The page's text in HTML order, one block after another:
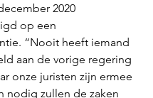
2020
op een
“Nooit heeft iemand
aan de vorige regering
onze juristen zijn ermee
nodig zullen de zaken